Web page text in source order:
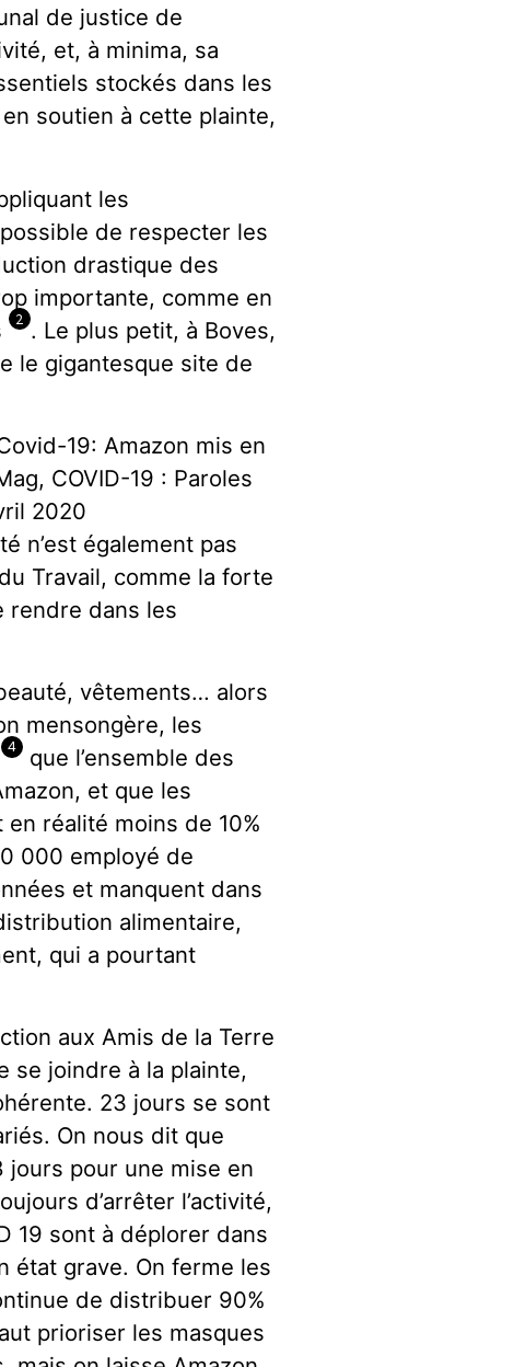
de justice de
et, à minima, sa
stockés dans les
soutien à cette plainte,
les
de respecter les
drastique des
importante, comme en
2 . Le plus petit, à Boves,
le gigantesque site de
19: Amazon mis en
COVID-19 : Paroles
2020
n’est également pas
Travail, comme la forte
rendre dans les
vêtements… alors
mensongère, les
4
que l’ensemble des
et que les
réalité moins de 10%
000 employé de
et manquent dans
alimentaire,
qui a pourtant
aux Amis de la Terre
se joindre à la plainte,
23 jours se sont
On nous dit que
jours pour une mise en
d’arrêter l’activité,
19 sont à déplorer dans
état grave. On ferme les
de distribuer 90%
prioriser les masques